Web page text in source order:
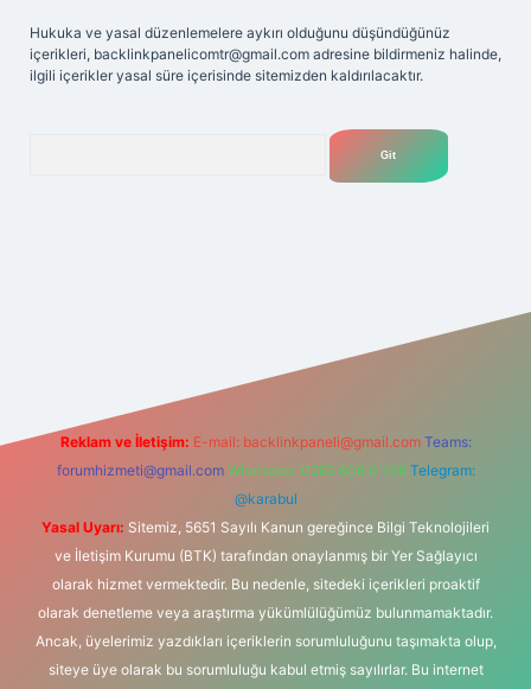
Hukuka ve yasal düzenlemelere aykırı olduğunu düşündüğünüz
içerikleri, backlinkpanelicomtr@gmail.com adresine bildirmeniz halinde,
ilgili içerikler yasal süre içerisinde sitemizden kaldırılacaktır.
Reklam ve İletişim: E-mail: backlinkpaneli@gmail.com Teams:
forumhizmeti@gmail.com Whatsapp: 0262 606 0 726 Telegram:
@karabul
Yasal Uyarı: Sitemiz, 5651 Sayılı Kanun gereğince Bilgi Teknolojileri
ve İletişim Kurumu (BTK) tarafından onaylanmış bir Yer Sağlayıcı
olarak hizmet vermektedir. Bu nedenle, sitedeki içerikleri proaktif
olarak denetleme veya araştırma yükümlülüğümüz bulunmamaktadır.
Ancak, üyelerimiz yazdıkları içeriklerin sorumluluğunu taşımakta olup,
siteye üye olarak bu sorumluluğu kabul etmiş sayılırlar. Bu internet